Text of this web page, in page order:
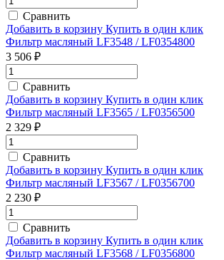
Сравнить
Добавить в корзину Купить в один клик
Фильтр масляный LF3548 / LF0354800
3 506 ₽
Сравнить
Добавить в корзину Купить в один клик
Фильтр масляный LF3565 / LF0356500
2 329 ₽
Сравнить
Добавить в корзину Купить в один клик
Фильтр масляный LF3567 / LF0356700
2 230 ₽
Сравнить
Добавить в корзину Купить в один клик
Фильтр масляный LF3568 / LF0356800